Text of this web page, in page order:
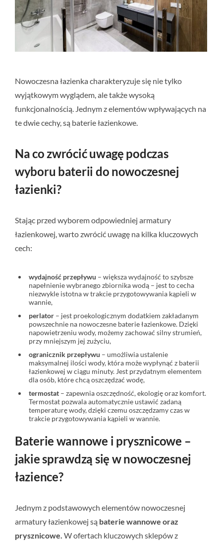
Nowoczesna łazienka charakteryzuje się nie tylko
wyjątkowym wyglądem, ale także wysoką
funkcjonalnością. Jednym z elementów wpływających na
te dwie cechy, są baterie łazienkowe.
Na co zwrócić uwagę podczas
wyboru baterii do nowoczesnej
łazienki?
Stając przed wyborem odpowiedniej armatury
łazienkowej, warto zwrócić uwagę na kilka kluczowych
cech:
wydajność przepływu – większa wydajność to szybsze
napełnienie wybranego zbiornika wodą – jest to cecha
niezwykle istotna w trakcie przygotowywania kąpieli w
wannie,
perlator– jest proekologicznym dodatkiem zakładanym
powszechnie na nowoczesne baterie łazienkowe. Dzięki
napowietrzeniu wody, możemy zachować silny strumień,
przy mniejszym jej zużyciu,
ogranicznik przepływu – umożliwia ustalenie
maksymalnej ilości wody, która może wypłynąć z baterii
łazienkowej w ciągu minuty. Jest przydatnym elementem
dla osób, które chcą oszczędzać wodę,
termostat– zapewnia oszczędność, ekologię oraz komfort.
Termostat pozwala automatycznie ustawić zadaną
temperaturę wody, dzięki czemu oszczędzamy czas w
trakcie przygotowywania kąpieli w wannie.
Baterie wannowe i prysznicowe –
jakie sprawdzą się w nowoczesnej
łazience?
Jednym z podstawowych elementów nowoczesnej
armatury łazienkowej są baterie wannowe oraz
prysznicowe. W ofertach kluczowych sklepów z